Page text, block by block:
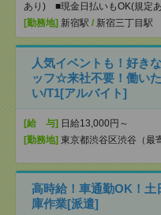
あり) ■現金日払いもOK(規定
[勤務地] 新宿駅 / 新宿三丁目駅
人気イベントも！好き
ッフ☆来社不要！働い
い/T1[アルバイト]
[給 与] 日給13,000円～
[勤務地] 東京都渋谷区渋谷（最
高時給！車通勤OK！土
庫作業[派遣]